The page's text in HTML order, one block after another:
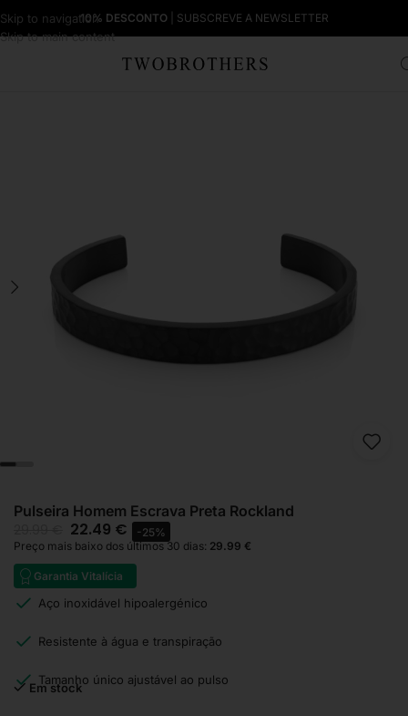
Skip to navigation
Skip to main content
10% DESCONTO| SUBSCREVE A NEWSLETTER
Pulseiras Homem
Pulseira Homem Escrava Preta Rockland
22.49 €
-25%
Preço mais baixo dos últimos 30 dias: 29.99 €
Garantia Vitalícia
Aço inoxidável hipoalergénico
Resistente à água e transpiração
Tamanho único ajustável ao pulso
Em stock